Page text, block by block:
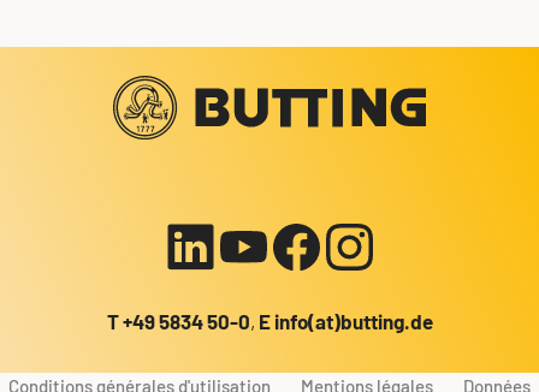
Votre contact avec nous!
+49 5834 50-0
T+49 5834 50-0, E info(at)butting.de
Conditions générales d'utilisation Mentions légales Données